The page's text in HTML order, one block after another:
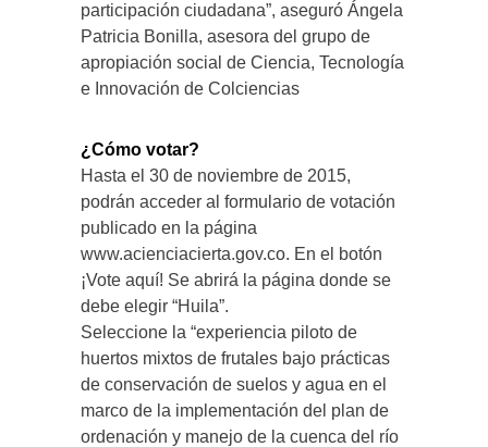
participación ciudadana”, aseguró Ángela
Patricia Bonilla, asesora del grupo de
apropiación social de Ciencia, Tecnología
e Innovación de Colciencias
¿Cómo votar?
Hasta el 30 de noviembre de 2015,
podrán acceder al formulario de votación
publicado en la página
www.acienciacierta.gov.co. En el botón
¡Vote aquí! Se abrirá la página donde se
debe elegir “Huila”.
Seleccione la “experiencia piloto de
huertos mixtos de frutales bajo prácticas
de conservación de suelos y agua en el
marco de la implementación del plan de
ordenación y manejo de la cuenca del río